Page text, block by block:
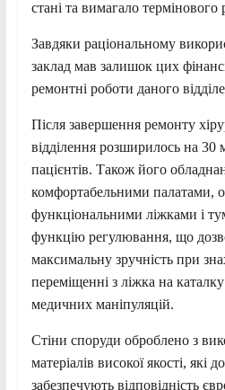
стані та вимагало термінового
Завдяки раціональному
заклад мав залишок цих
ремонтні роботи даного
Після завершення ремонту
відділення розширилось на 30
пацієнтів. Також його
комфортабельними палатами,
функціональними ліжками і
функцію регулювання, що
максимальну зручність при
переміщенні з ліжка на
медичних маніпуляцій.
Стіни споруди оброблено з
матеріалів високої якості, які
забезпечують відповідність